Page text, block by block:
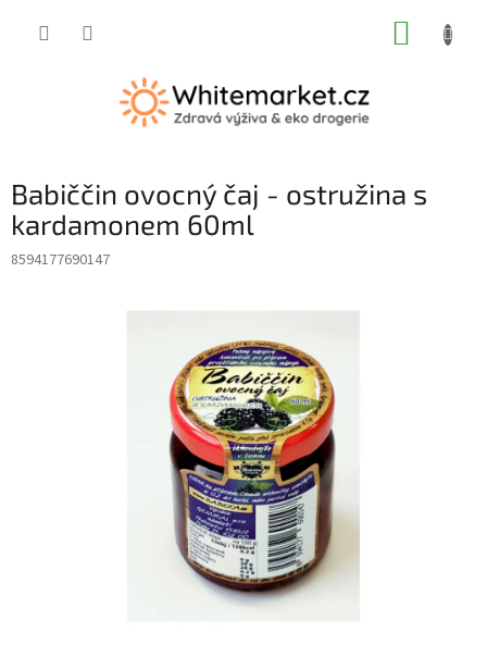
Babiččin ovocný čaj - ostružina s
kardamonem 60ml
8594177690147